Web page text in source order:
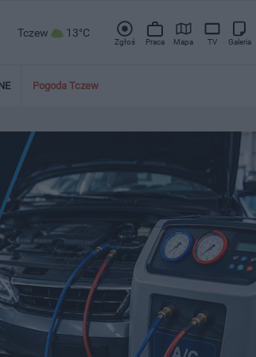
Tczew 13°C
Zgłoś Praca Mapa TV Galeria
Pogoda Tczew